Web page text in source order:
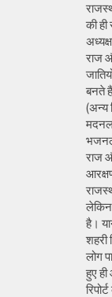
की
राज
बनते
(अन्य
राज
लेकिन
है।
शहरी
लोग
हुए